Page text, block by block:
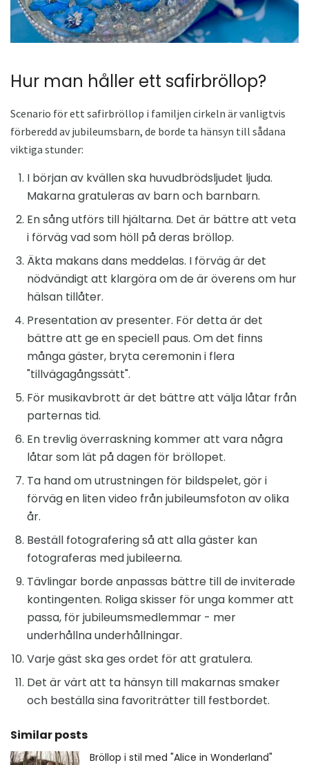
Hur man håller ett safirbröllop?
Scenario för ett safirbröllop i familjen cirkeln är vanligtvis
förberedd av jubileumsbarn, de borde ta hänsyn till sådana
viktiga stunder:
I början av kvällen ska huvudbrödsljudet ljuda.
Makarna gratuleras av barn och barnbarn.
En sång utförs till hjältarna. Det är bättre att veta
i förväg vad som höll på deras bröllop.
Äkta makans dans meddelas. I förväg är det
nödvändigt att klargöra om de är överens om hur
hälsan tillåter.
Presentation av presenter. För detta är det
bättre att ge en speciell paus. Om det finns
många gäster, bryta ceremonin i flera
"tillvägagångssätt".
För musikavbrott är det bättre att välja låtar från
parternas tid.
En trevlig överraskning kommer att vara några
låtar som lät på dagen för bröllopet.
Ta hand om utrustningen för bildspelet, gör i
förväg en liten video från jubileumsfoton av olika
år.
Beställ fotografering så att alla gäster kan
fotograferas med jubileerna.
Tävlingar borde anpassas bättre till de inviterade
kontingenten. Roliga skisser för unga kommer att
passa, för jubileumsmedlemmar - mer
underhållna underhållningar.
Varje gäst ska ges ordet för att gratulera.
Det är värt att ta hänsyn till makarnas smaker
och beställa sina favoriträtter till festbordet.
Similar posts
Bröllop i stil med "Alice in Wonderland"